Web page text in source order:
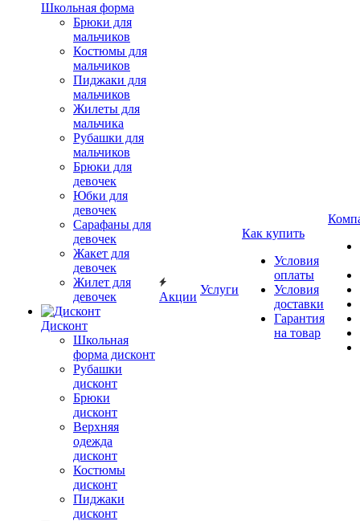
Школьная форма
Брюки для
мальчиков
Костюмы для
мальчиков
Пиджаки для
мальчиков
Жилеты для
мальчика
Рубашки для
мальчиков
Брюки для
девочек
Юбки для
девочек
Сарафаны для
девочек
Жакет для
девочек
Жилет для
девочек
Дисконт
Школьная
форма дисконт
Рубашки
дисконт
Брюки
дисконт
Верхняя
одежда
дисконт
Костюмы
дисконт
Пиджаки
дисконт
Акции
Услуги
Как купить
Условия
оплаты
Условия
доставки
Гарантия
на товар